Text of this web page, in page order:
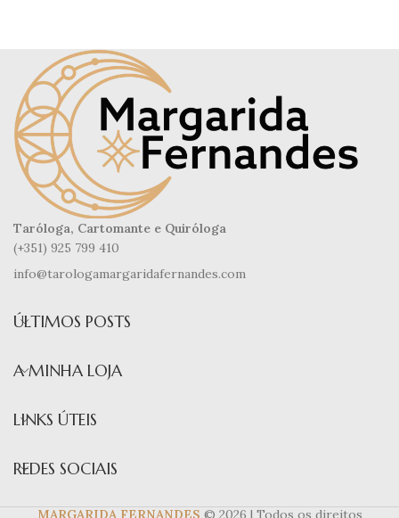
Taróloga, Cartomante e Quiróloga
(+351) 925 799 410
info@tarologamargaridafernandes.com
ÚLTIMOS POSTS
A MINHA LOJA
LINKS ÚTEIS
REDES SOCIAIS
MARGARIDA FERNANDES © 2026 | Todos os direitos